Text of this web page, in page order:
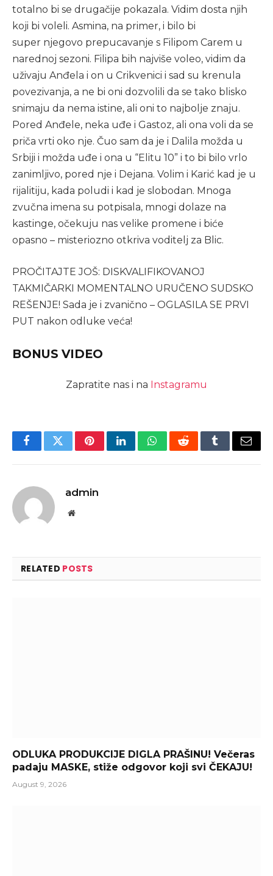
totalno bi se drugačije pokazala. Vidim dosta njih
koji bi voleli. Asmina, na primer, i bilo bi
super njegovo prepucavanje s Filipom Carem u
narednoj sezoni. Filipa bih najviše voleo, vidim da
uživaju Anđela i on u Crikvenici i sad su krenula
povezivanja, a ne bi oni dozvolili da se tako blisko
snimaju da nema istine, ali oni to najbolje znaju.
Pored Anđele, neka uđe i Gastoz, ali ona voli da se
priča vrti oko nje. Čuo sam da je i Dalila možda u
Srbiji i možda uđe i ona u “Elitu 10” i to bi bilo vrlo
zanimljivo, pored nje i Dejana. Volim i Karić kad je u
rijalitiju, kada poludi i kad je slobodan. Mnoga
zvučna imena su potpisala, mnogi dolaze na
kastinge, očekuju nas velike promene i biće
opasno – misteriozno otkriva voditelj za Blic.
PROČITAJTE JOŠ: DISKVALIFIKOVANOJ
TAKMIČARKI MOMENTALNO URUČENO SUDSKO
REŠENJE! Sada je i zvanično – OGLASILA SE PRVI
PUT nakon odluke veća!
BONUS VIDEO
Zapratite nas i na Instagramu
FacebookTwitterPinterestLinkedInWhatsAppRedditTumblrEmail
admin
Website
RELATED POSTS
ODLUKA PRODUKCIJE DIGLA PRAŠINU! Večeras
padaju MASKE, stiže odgovor koji svi ČEKAJU!
August 9, 2026